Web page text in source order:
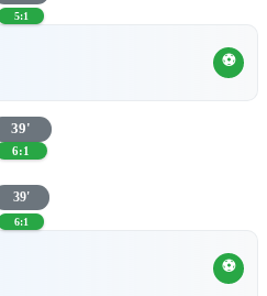
5:1
⚽
39'
6:1
39'
6:1
⚽